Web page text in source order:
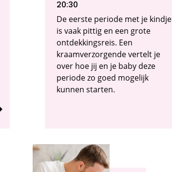
20:30
De eerste periode met je kindje
is vaak pittig en een grote
ontdekkingsreis. Een
kraamverzorgende vertelt je
over hoe jij en je baby deze
periode zo goed mogelijk
kunnen starten.